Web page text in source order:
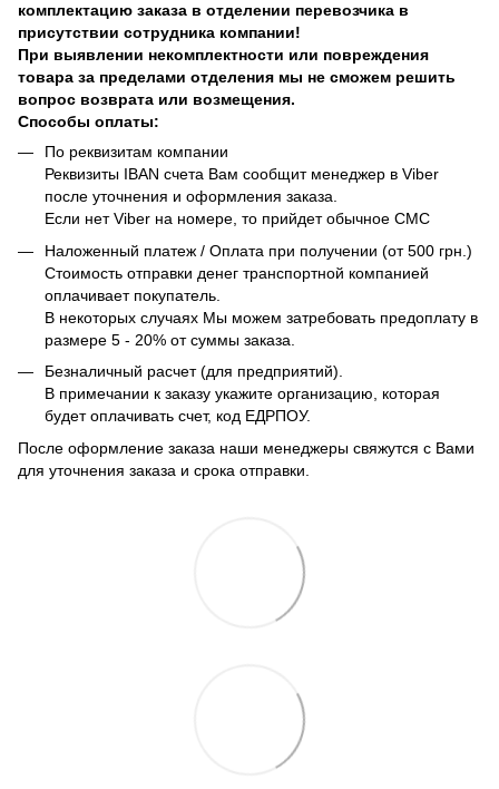
комплектацию заказа в отделении перевозчика в
присутствии сотрудника компании!
При выявлении некомплектности или повреждения
товара за пределами отделения мы не сможем решить
вопрос возврата или возмещения.
Способы оплаты:
По реквизитам компании
Реквизиты IBAN счета Вам сообщит менеджер в Viber
после уточнения и оформления заказа.
Если нет Viber на номере, то прийдет обычное СМС
Наложенный платеж / Оплата при получении (от 500 грн.)
Стоимость отправки денег транспортной компанией
оплачивает покупатель.
В некоторых случаях Мы можем затребовать предоплату в
размере 5 - 20% от суммы заказа.
Безналичный расчет (для предприятий).
В примечании к заказу укажите организацию, которая
будет оплачивать счет, код ЕДРПОУ.
После оформление заказа наши менеджеры свяжутся с Вами
для уточнения заказа и срока отправки.